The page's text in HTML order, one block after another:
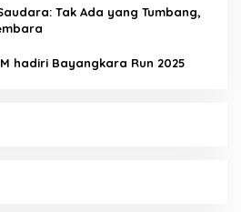
Tak Ada yang Tumbang,
hadiri Bayangkara Run 2025